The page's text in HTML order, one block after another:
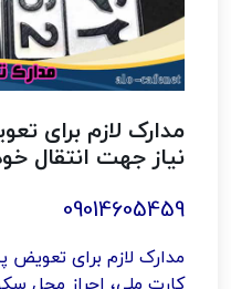
مدارک لازم برای
نیاز جهت انتقال
09014605459
مدارک لازم برای